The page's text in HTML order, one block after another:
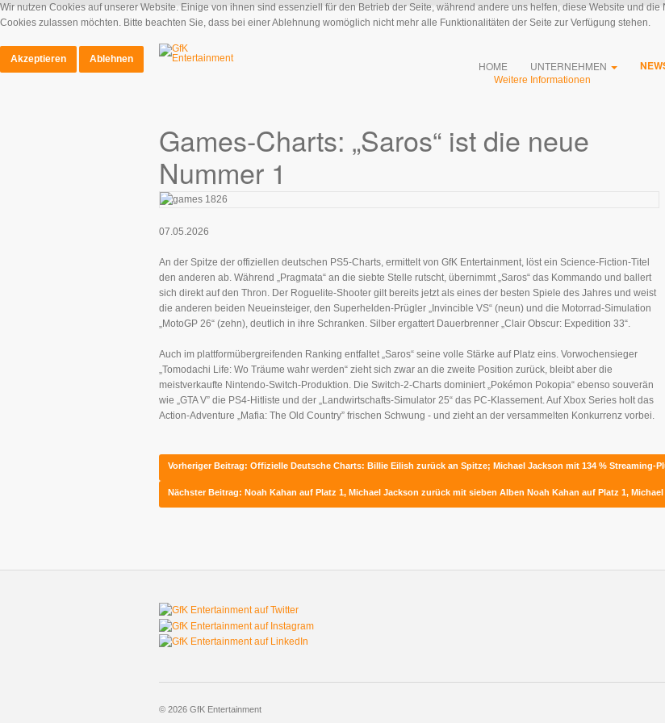
HOME UNTERNEHMEN
Games-Charts: „Saros“ ist die neue
Nummer 1
07.05.2026
An der Spitze der offiziellen deutschen PS5-Charts, ermittelt von GfK Entertainment, löst ein Science-Fiction-Titel
den anderen ab. Während „Pragmata“ an die siebte Stelle rutscht, übernimmt „Saros“ das Kommando und ballert
sich direkt auf den Thron. Der Roguelite-Shooter gilt bereits jetzt als eines der besten Spiele des Jahres und weist
die anderen beiden Neueinsteiger, den Superhelden-Prügler „Invincible VS“ (neun) und die Motorrad-Simulation
„MotoGP 26“ (zehn), deutlich in ihre Schranken. Silber ergattert Dauerbrenner „Clair Obscur: Expedition 33“.
Auch im plattformübergreifenden Ranking entfaltet „Saros“ seine volle Stärke auf Platz eins. Vorwochensieger
„Tomodachi Life: Wo Träume wahr werden“ zieht sich zwar an die zweite Position zurück, bleibt aber die
meistverkaufte Nintendo-Switch-Produktion. Die Switch-2-Charts dominiert „Pokémon Pokopia“ ebenso souverän
wie „GTA V” die PS4-Hitliste und der „Landwirtschafts-Simulator 25“ das PC-Klassement. Auf Xbox Series holt das
Action-Adventure „Mafia: The Old Country” frischen Schwung - und zieht an der versammelten Konkurrenz vorbei.
Vorheriger Beitrag: Offizielle Deutsche Charts: Billie Eilish zurück an Spitze; Michael Jackson mit 134 % Streaming-
Nächster Beitrag: Noah Kahan auf Platz 1, Michael Jackson zurück mit sieben Alben Noah Kahan auf Platz 1,
© 2026 GfK Entertainment
Wir nutzen Cookies auf unserer Website. Einige von ihnen sind essenziell für den Betrieb der Seite, während andere uns helfen, diese Website und
Cookies zulassen möchten. Bitte beachten Sie, dass bei einer Ablehnung womöglich nicht mehr alle Funktionalitäten der Seite zur Verfügung stehen.
Akzeptieren
Ablehnen
Weitere Informationen